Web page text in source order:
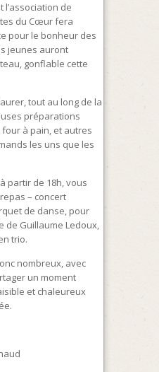
de
du Cœur fera
pour le bonheur des
jeunes auront
gonflable cette
tout au long de la
préparations
à pain, et autres
les uns que les
partir de 18h, vous
– concert
de danse, pour
de Guillaume Ledoux,
trio.
nombreux, avec
un moment
et chaleureux